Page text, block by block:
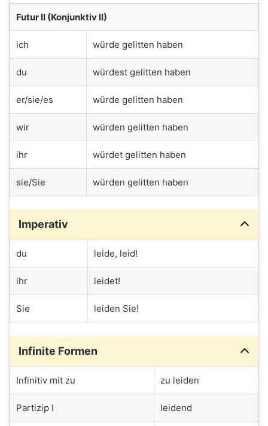
Futur II (Konjunktiv II)
ich würde gelitten haben
du würdest gelitten haben
er/sie/es würde gelitten haben
wir würden gelitten haben
ihr würdet gelitten haben
sie/Sie würden gelitten haben
Imperativ
du leide, leid!
ihr leidet!
Sie leiden Sie!
Infinite Formen
Infinitiv mit zu zu leiden
Partizip I leidend